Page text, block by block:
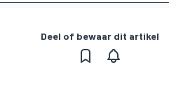
Deel of bewaar dit artikel